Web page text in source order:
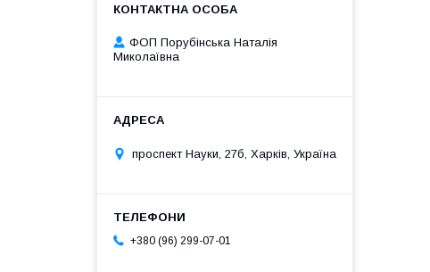
ФОП Порубінська Наталія
Миколаївна
проспект Науки, 27б, Харків, Україна
+380 (96) 299-07-01